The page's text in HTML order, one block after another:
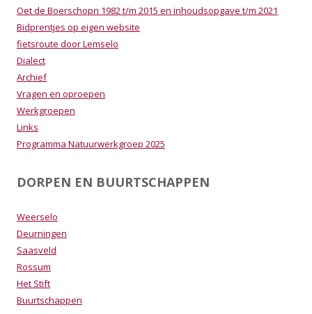
Oet de Boerschopn 1982 t/m 2015 en inhoudsopgave t/m 2021
Bidprentjes op eigen website
fietsroute door Lemselo
Dialect
Archief
Vragen en oproepen
Werkgroepen
Links
Programma Natuurwerkgroep 2025
DORPEN EN BUURTSCHAPPEN
Weerselo
Deurningen
Saasveld
Rossum
Het Stift
Buurtschappen